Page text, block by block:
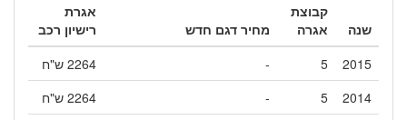
שנה
קבוצת
אגרה
מחיר דגם חדש
אגרת
רישיון רכב
2015
5
-
2264 ש"ח
2014
5
-
2264 ש"ח